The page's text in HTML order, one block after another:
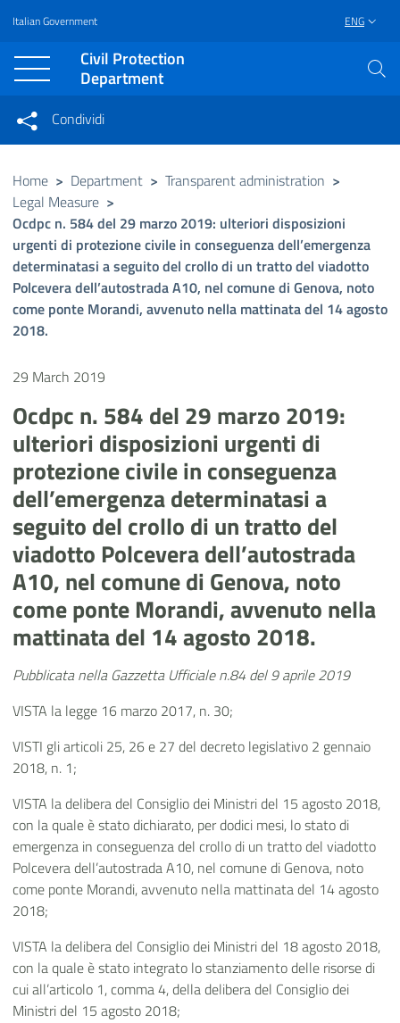
Vai al contenuto principale
Raggiungi il piè di pagina
Italian Government ENG
Civil Protection
Department
Condividi su Facebook
Condividi su Twitter
Condividi
Condividi sui social network
Home > Department > Transparent administration >
Legal Measure >
Ocdpc n. 584 del 29 marzo 2019: ulteriori disposizioni
urgenti di protezione civile in conseguenza dell’emergenza
determinatasi a seguito del crollo di un tratto del viadotto
Polcevera dell’autostrada A10, nel comune di Genova, noto
come ponte Morandi, avvenuto nella mattinata del 14 agosto
2018.
29 March 2019
Ocdpc n. 584 del 29 marzo 2019:
ulteriori disposizioni urgenti di
protezione civile in conseguenza
dell’emergenza determinatasi a
seguito del crollo di un tratto del
viadotto Polcevera dell’autostrada
A10, nel comune di Genova, noto
come ponte Morandi, avvenuto nella
mattinata del 14 agosto 2018.
Pubblicata nella Gazzetta Ufficiale n.84 del 9 aprile 2019
VISTA la legge 16 marzo 2017, n. 30;
VISTI gli articoli 25, 26 e 27 del decreto legislativo 2 gennaio
2018, n. 1;
VISTA la delibera del Consiglio dei Ministri del 15 agosto 2018,
con la quale è stato dichiarato, per dodici mesi, lo stato di
emergenza in conseguenza del crollo di un tratto del viadotto
Polcevera dell’autostrada A10, nel comune di Genova, noto
come ponte Morandi, avvenuto nella mattinata del 14 agosto
2018;
VISTA la delibera del Consiglio dei Ministri del 18 agosto 2018,
con la quale è stato integrato lo stanziamento delle risorse di
cui all’articolo 1, comma 4, della delibera del Consiglio dei
Ministri del 15 agosto 2018;